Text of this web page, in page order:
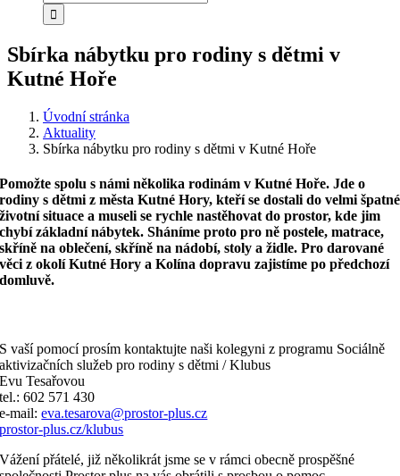
Sbírka nábytku pro rodiny s dětmi v
Kutné Hoře
Úvodní stránka
Aktuality
Sbírka nábytku pro rodiny s dětmi v Kutné Hoře
Pomožte spolu s námi několika rodinám v Kutné Hoře. Jde o
rodiny s dětmi z města Kutné Hory, kteří se dostali do velmi špatné
životní situace a museli se rychle nastěhovat do prostor, kde jim
chybí základní nábytek. Sháníme proto pro ně postele, matrace,
skříně na oblečení, skříně na nádobí, stoly a židle. Pro darované
věci z okolí Kutné Hory a Kolína dopravu zajistíme po předchozí
domluvě.
S vaší pomocí prosím kontaktujte naši kolegyni z programu Sociálně
aktivizačních služeb pro rodiny s dětmi / Klubus
Evu Tesařovou
tel.: 602 571 430
e-mail:eva.tesarova@prostor-plus.cz
prostor-plus.cz/klubus
Vážení přátelé, již několikrát jsme se v rámci obecně prospěšné